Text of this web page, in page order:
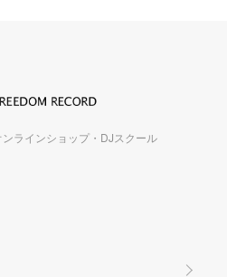
ラインショップ・DJスクール